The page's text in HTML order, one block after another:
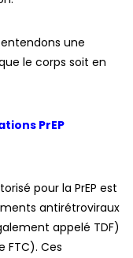
entendons une
le corps soit en
PrEP
pour la PrEP est
antirétroviraux
appelé TDF)
FTC). Ces